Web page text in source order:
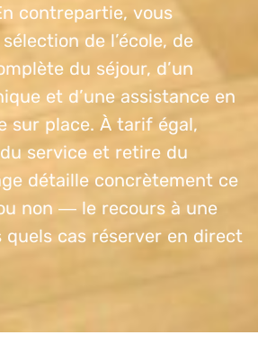
contrepartie, vous
de l’école, de
du séjour, d’un
et d’une assistance en
sur place. À tarif égal,
service et retire du
détaille concrètement ce
non — le recours à une
quels cas réserver en direct